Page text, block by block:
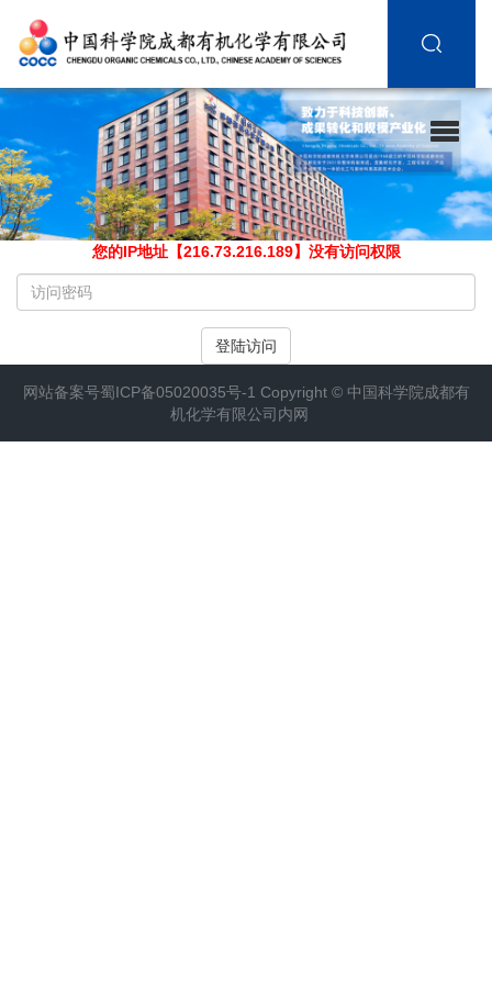
您的IP地址【216.73.216.189】没有访问权限
输
入
访
密
码
登陆访问
网站备案号蜀ICP备05020035号-1 Copyright © 中国科学院成都有
机化学有限公司内网